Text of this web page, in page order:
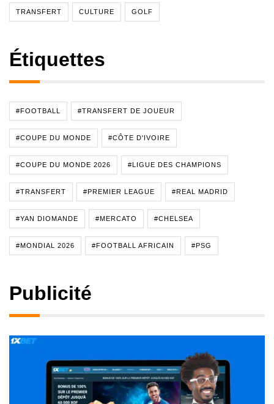
TRANSFERT CULTURE GOLF
Étiquettes
#FOOTBALL #TRANSFERT DE JOUEUR
#COUPE DU MONDE #CÔTE D'IVOIRE
#COUPE DU MONDE 2026 #LIGUE DES CHAMPIONS
#TRANSFERT #PREMIER LEAGUE #REAL MADRID
#YAN DIOMANDE #MERCATO #CHELSEA
#MONDIAL 2026 #FOOTBALL AFRICAIN #PSG
Publicité